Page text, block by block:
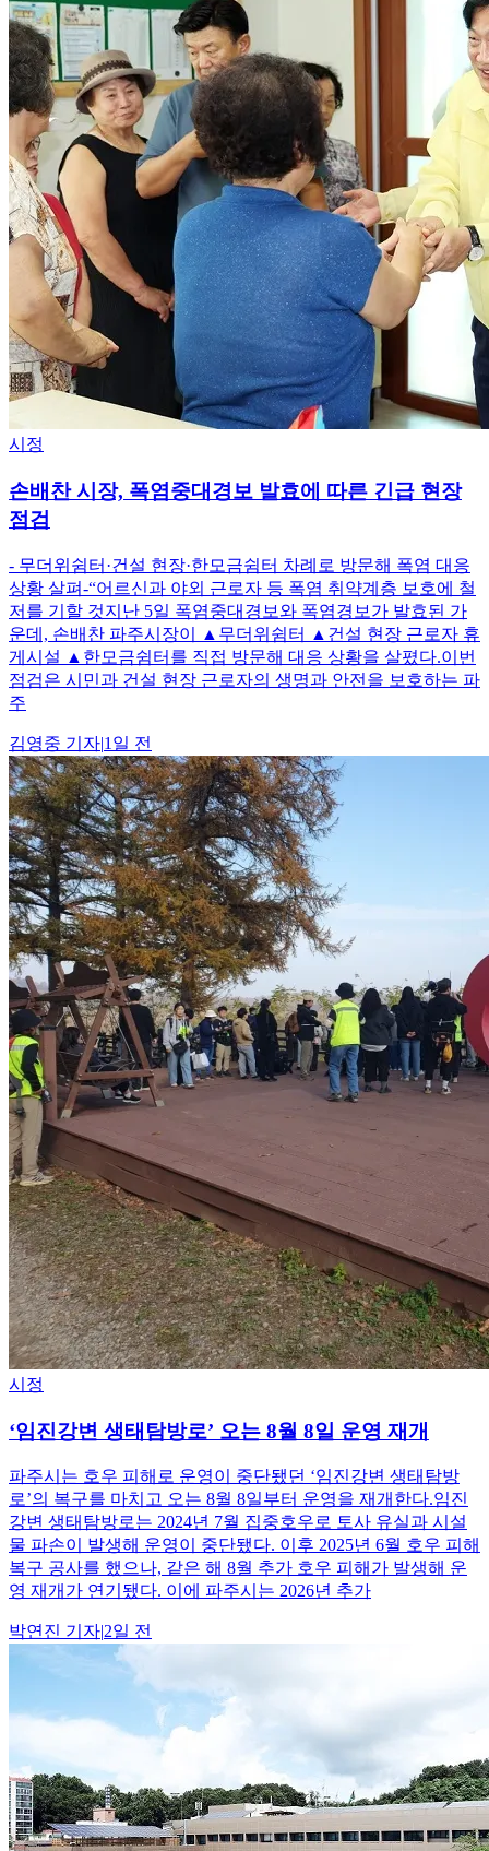
시정
손배찬 시장, 폭염중대경보 발효에 따른 긴급 현장
점검
- 무더위쉼터·건설 현장·한모금쉼터 차례로 방문해 폭염 대응
상황 살펴-“어르신과 야외 근로자 등 폭염 취약계층 보호에 철
저를 기할 것지난 5일 폭염중대경보와 폭염경보가 발효된 가
운데, 손배찬 파주시장이 ▲무더위쉼터 ▲건설 현장 근로자 휴
게시설 ▲한모금쉼터를 직접 방문해 대응 상황을 살폈다.이번
점검은 시민과 건설 현장 근로자의 생명과 안전을 보호하는 파
주
김영중 기자|1일 전
시정
‘임진강변 생태탐방로’ 오는 8월 8일 운영 재개
파주시는 호우 피해로 운영이 중단됐던 ‘임진강변 생태탐방
로’의 복구를 마치고 오는 8월 8일부터 운영을 재개한다.임진
강변 생태탐방로는 2024년 7월 집중호우로 토사 유실과 시설
물 파손이 발생해 운영이 중단됐다. 이후 2025년 6월 호우 피해
복구 공사를 했으나, 같은 해 8월 추가 호우 피해가 발생해 운
영 재개가 연기됐다. 이에 파주시는 2026년 추가
박연진 기자|2일 전